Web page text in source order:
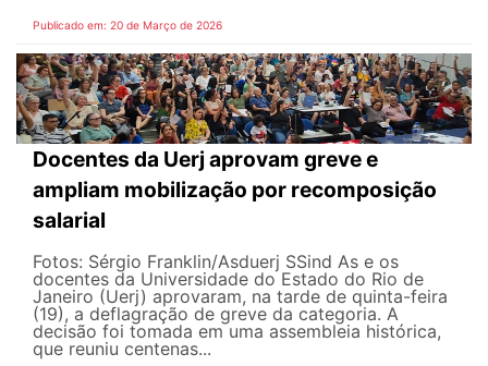
Publicado em: 20 de Março de 2026
Docentes da Uerj aprovam greve e
ampliam mobilização por recomposição
salarial
Fotos: Sérgio Franklin/Asduerj SSind As e os
docentes da Universidade do Estado do Rio de
Janeiro (Uerj) aprovaram, na tarde de quinta-feira
(19), a deflagração de greve da categoria. A
decisão foi tomada em uma assembleia histórica,
que reuniu centenas...